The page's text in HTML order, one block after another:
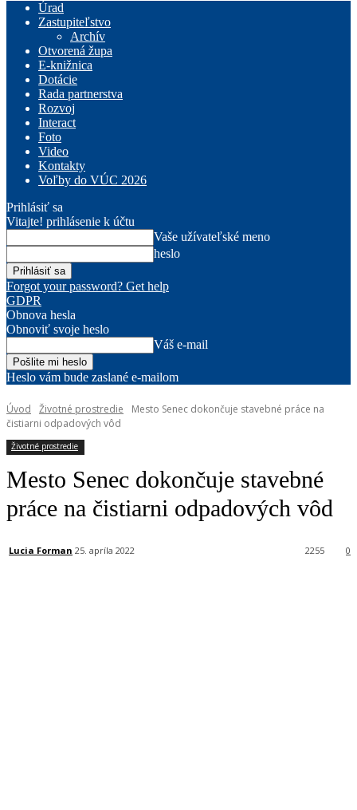
Úrad
Zastupiteľstvo
Archív
Otvorená župa
E-knižnica
Dotácie
Rada partnerstva
Rozvoj
Interact
Foto
Video
Kontakty
Voľby do VÚC 2026
Prihlásiť sa
Vitajte! prihlásenie k účtu
Vaše užívateľské meno
heslo
Forgot your password? Get help
GDPR
Obnova hesla
Obnoviť svoje heslo
Váš e-mail
Heslo vám bude zaslané e-mailom
Úvod Životné prostredie
Mesto Senec dokončuje stavebné práce na
čistiarni odpadových vôd
Životné prostredie
Mesto Senec dokončuje stavebné
práce na čistiarni odpadových vôd
Lucia Forman 25. apríla 2022 0
2255